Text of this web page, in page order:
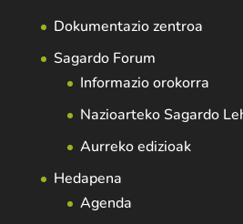
Dokumentazio zentroa
Sagardo Forum
Informazio orokorra
Nazioarteko Sagardo
Aurreko edizioak
Hedapena
Agenda